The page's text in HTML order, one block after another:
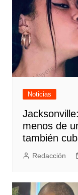
Noticias
menos de
también
Redacción